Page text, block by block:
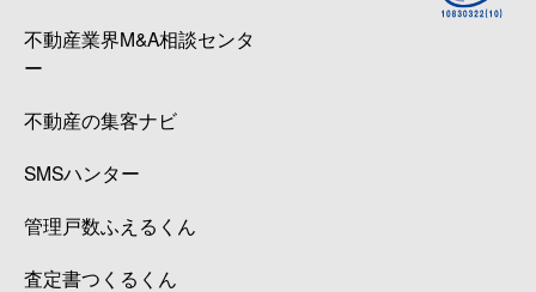
不動産業界M&A相談センタ
ー
不動産の集客ナビ
SMSハンター
管理戸数ふえるくん
査定書つくるくん